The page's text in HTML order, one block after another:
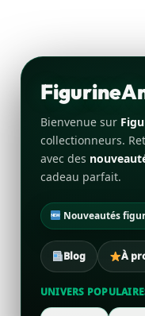
Bienvenue sur
collectionneurs.
avec des
cadeau parfait.
Nouveautés
Blog À
UNIVERS